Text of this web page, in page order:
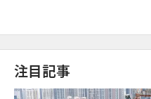
注目記事